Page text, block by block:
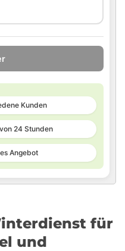
Kunden
24 Stunden
Angebot
für
und